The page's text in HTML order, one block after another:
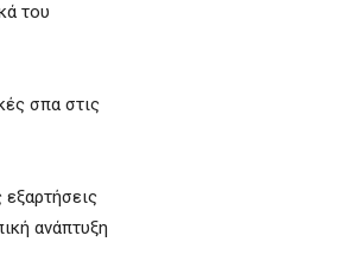
του
σπα στις
ανάπτυξη